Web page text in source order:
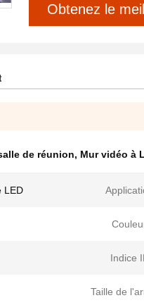
Obtenez le
de réunion, Mur vidéo à
LED
Indice
Taille de